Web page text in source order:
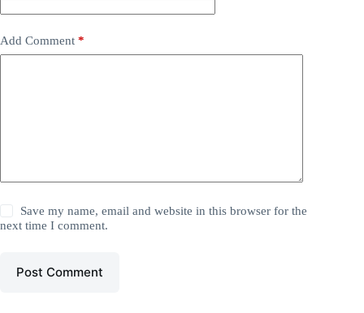
Add Comment *
Save my name, email and website in this browser for the
next time I comment.
Post Comment